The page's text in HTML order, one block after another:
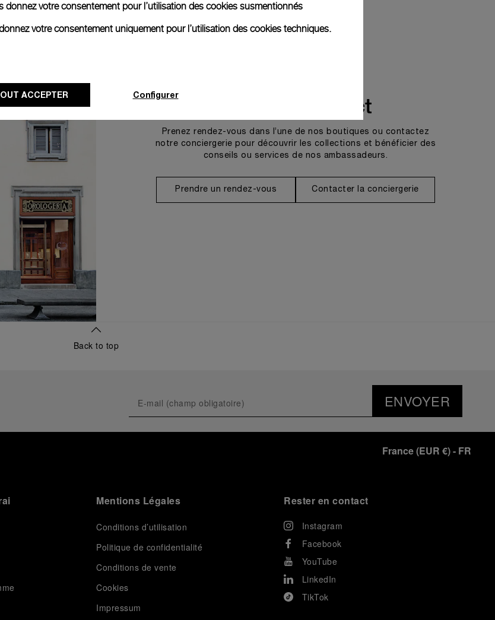
Prendre contact
Prenez rendez-vous dans l’une de nos boutiques ou contactez
notre conciergerie pour découvrir les collections et bénéficier des
conseils ou services de nos ambassadeurs.
Prendre un rendez-vous Contacter la conciergerie
Back to top
ENVOYER
France(EUR €)- FR
Mentions Légales
Conditions d’utilisation
Politique de confidentialité
Conditions de vente
Cookies
Impressum
Rester en contact
Instagram
Facebook
YouTube
LinkedIn
TikTok
donnez votre consentement pour l’utilisation des cookies susmentionnés
votre consentement uniquement pour l’utilisation des cookies techniques.
ACCEPTER Configurer